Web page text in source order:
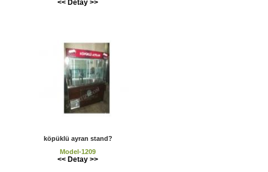
<< Detay >>
köpüklü ayran stand?
Model-1209
<< Detay >>